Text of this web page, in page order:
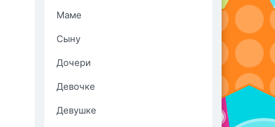
Маме
Сыну
Дочери
Девочке
Девушке